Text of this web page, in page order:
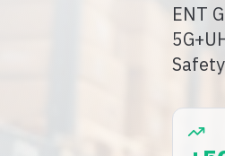
ENT
Safety